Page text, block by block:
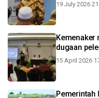
19 July 2026
Kemenaker
dugaan
15 April 2026
Pemerintah